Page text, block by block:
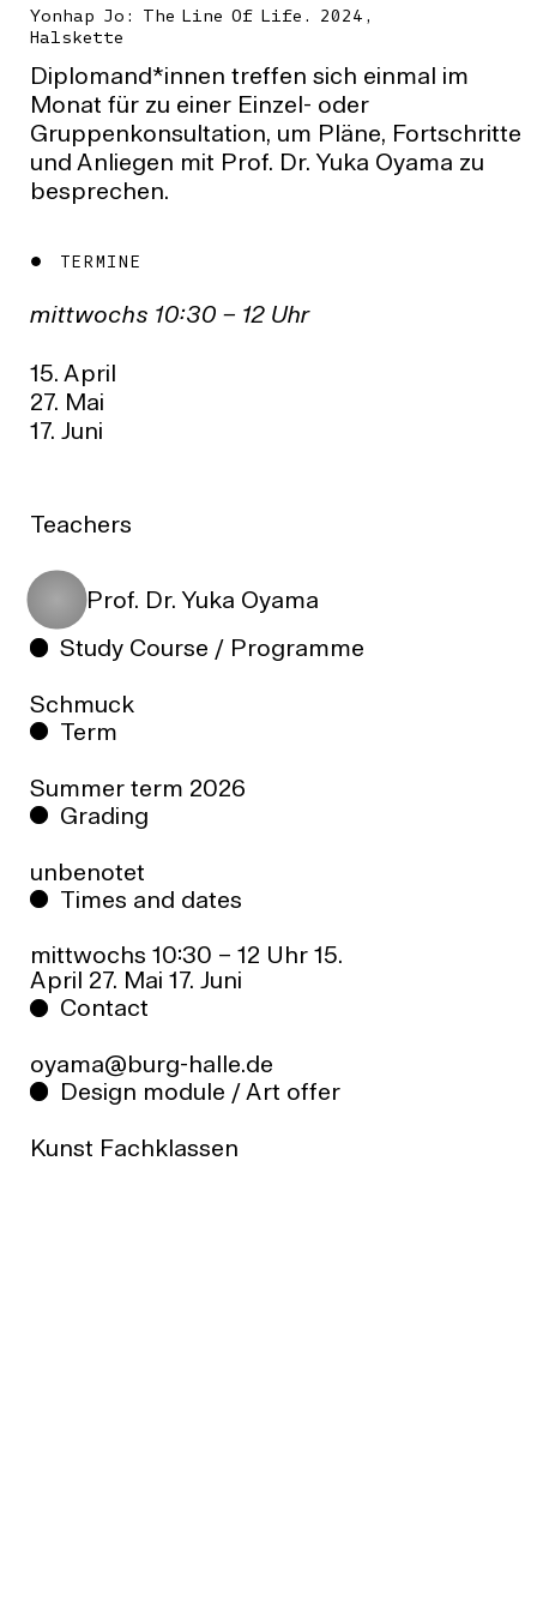
Yonhap Jo: The Line Of Life. 2024,
Halskette
Diplomand*innen treffen sich einmal im
Monat für zu einer Einzel- oder
Gruppenkonsultation, um Pläne, Fortschritte
und Anliegen mit Prof. Dr. Yuka Oyama zu
besprechen.
TERMINE
mittwochs 10:30 – 12 Uhr
15. April
27. Mai
17. Juni
Teachers
Prof. Dr. Yuka Oyama
Study Course / Programme
Schmuck
Term
Summer term 2026
Grading
unbenotet
Times and dates
mittwochs 10:30 – 12 Uhr 15.
April 27. Mai 17. Juni
Contact
oyama@burg-halle.de
Design module / Art offer
Kunst Fachklassen